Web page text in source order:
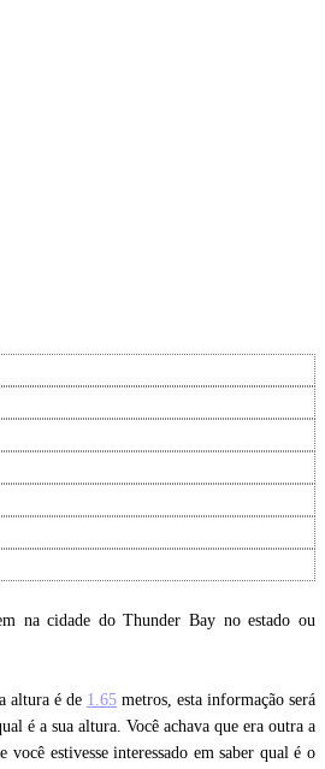
na cidade do Thunder Bay no estado ou
altura é de 1.65 metros, esta informação será
é a sua altura. Você achava que era outra a
você estivesse interessado em saber qual é o